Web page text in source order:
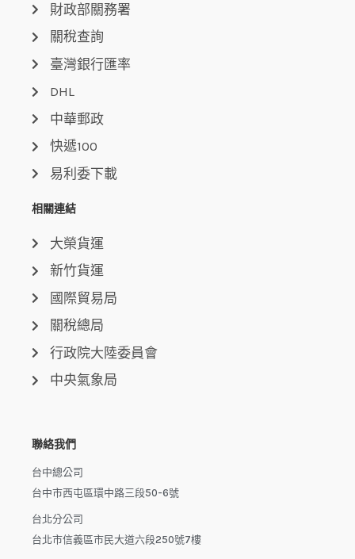
財政部關務署
關稅查詢
臺灣銀行匯率
DHL
中華郵政
快遞100
易利委下載
相關連結
大榮貨運
新竹貨運
國際貿易局
關稅總局
行政院大陸委員會
中央氣象局
聯絡我們
台中總公司
台中市西屯區環中路三段50-6號
台北分公司
台北市信義區市民大道六段250號7樓